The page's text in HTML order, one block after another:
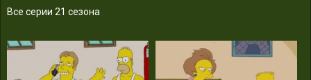
Все серии 21 сезона